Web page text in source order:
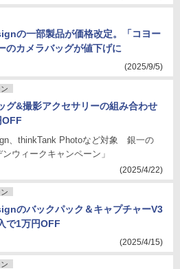
の一部製品が価格改定。「コヨー
のカメラバッグが値下げに
(2025/9/5)
グ&撮影アクセサリーの組み合わせ
、thinkTank Photoなど対象 銀一の
ンウィークキャンペーン」
(2025/4/22)
のバックパック＆キャプチャーV3
で1万円OFF
(2025/4/15)